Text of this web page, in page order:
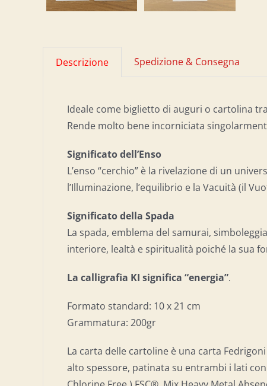
Descrizione Spedizione & Consegna
Ideale come biglietto di auguri o cartolina
Rende molto bene incorniciata
Significato dell’Enso
L’enso “cerchio” è la rivelazione di un
l’Illuminazione, l’equilibrio e la Vacuità (il
Significato della Spada
La spada, emblema del samurai,
interiore, lealtà e spiritualità poiché la sua
La calligrafia KI significa “energia”.
Formato standard: 10 x 21 cm
Grammatura: 200gr
La carta delle cartoline è una carta
alto spessore, patinata su entrambi i lati